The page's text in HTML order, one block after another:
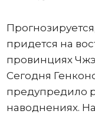
придется на
провинциях
Сегодня
предупредило
наводнениях.